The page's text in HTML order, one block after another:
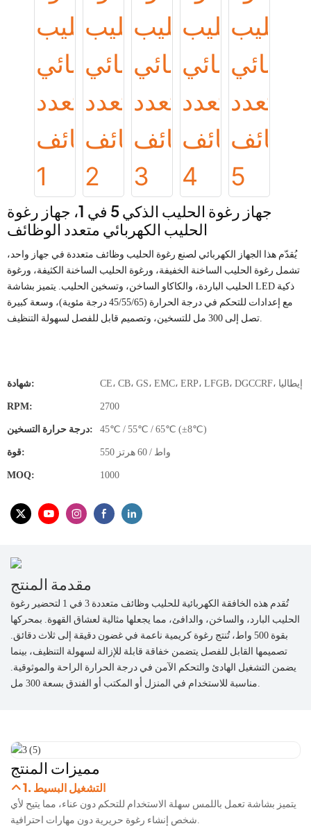
جهاز رغوة الحليب الذكي 5 في 1، جهاز رغوة
الحليب الكهربائي متعدد الوظائف
يُقدّم هذا الجهاز الكهربائي لصنع رغوة الحليب وظائف متعددة في جهاز واحد،
تشمل رغوة الحليب الساخنة الخفيفة، ورغوة الحليب الساخنة الكثيفة، ورغوة
الحليب الباردة، والكاكاو الساخن، وتسخين الحليب. يتميز بشاشة LED ذكية
مع إعدادات للتحكم في درجة الحرارة (45/55/65 درجة مئوية)، وسعة كبيرة
شهادة: CE، CB، GS، EMC، ERP، LFGB، DGCCRF، إيطاليا
RPM: 2700
درجة حرارة التسخين: 45℃ / 55℃ / 65℃ (±8℃)
قوة: 550 واط / 60 هرتز
MOQ: 1000
مقدمة المنتج
تُقدم هذه الخافقة الكهربائية للحليب وظائف متعددة 3 في 1 لتحضير رغوة
الحليب البارد، والساخن، والدافئ، مما يجعلها مثالية لعشاق القهوة. بمحركها
بقوة 500 واط، تُنتج رغوة كريمية ناعمة في غضون دقيقة إلى ثلاث دقائق.
تصميمها القابل للفصل يتضمن خفاقة قابلة للإزالة لسهولة التنظيف، بينما
يضمن التشغيل الهادئ والتحكم الآمن في درجة الحرارة الراحة والموثوقية.
مناسبة للاستخدام في المنزل أو المكتب أو الفندق بسعة 300 مل.
مميزات المنتج
1. التشغيل البسيط
يتميز بشاشة تعمل باللمس سهلة الاستخدام للتحكم دون عناء، مما يتيح لأي
شخص إنشاء رغوة حريرية دون مهارات احترافية.